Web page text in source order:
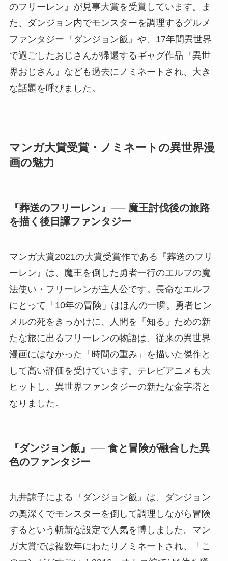
のフリーレン』が見事大賞を受賞しています。ま
た、ダンジョン内でモンスターを調理するグルメ
ファンタジー『ダンジョン飯』や、17年間異世界
で過ごしたおじさんが帰還するギャグ作品『異世
界おじさん』なども過去にノミネートされ、大き
な話題を呼びました。
マンガ大賞受賞・ノミネートの異世界漫
画の魅力
『葬送のフリーレン』── 魔王討伐後の旅路
を描く後日譚ファンタジー
マンガ大賞2021の大賞受賞作である『葬送のフリ
ーレン』は、魔王を倒した勇者一行のエルフの魔
法使い・フリーレンが主人公です。長命なエルフ
にとって「10年の冒険」はほんの一瞬。勇者ヒン
メルの死をきっかけに、人間を「知る」ための新
たな旅に出るフリーレンの物語は、従来の異世界
漫画にはなかった「時間の重み」を描いた傑作と
して高い評価を受けています。テレビアニメも大
ヒットし、異世界ファンタジーの新たな金字塔と
なりました。
『ダンジョン飯』── 食と冒険が融合した異
色のファンタジー
九井諒子による『ダンジョン飯』は、ダンジョン
の奥深くでモンスターを倒して調理しながら冒険
するという斬新な設定で人気を博しました。マン
ガ大賞では複数年にわたりノミネートされ、「こ